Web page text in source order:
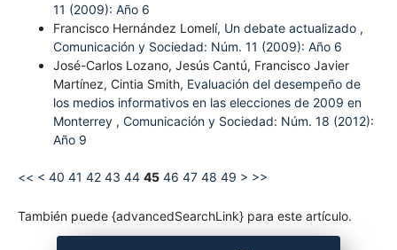
11 (2009): Año 6
Francisco Hernández Lomelí, Un debate actualizado ,
Comunicación y Sociedad: Núm. 11 (2009): Año 6
José-Carlos Lozano, Jesús Cantú, Francisco Javier
Martínez, Cintia Smith, Evaluación del desempeño de
los medios informativos en las elecciones de 2009 en
Monterrey , Comunicación y Sociedad: Núm. 18 (2012):
Año 9
<< < 40 41 42 43 44 45 46 47 48 49 > >>
También puede {advancedSearchLink} para este artículo.